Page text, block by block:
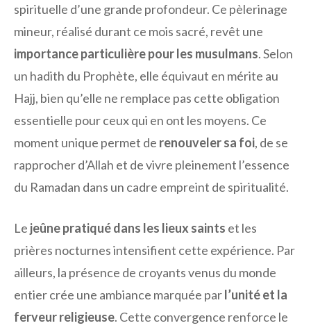
spirituelle d’une grande profondeur. Ce pèlerinage
mineur, réalisé durant ce mois sacré, revêt une
importance particulière pour les musulmans. Selon
un hadith du Prophète, elle équivaut en mérite au
Hajj, bien qu’elle ne remplace pas cette obligation
essentielle pour ceux qui en ont les moyens. Ce
moment unique permet de renouveler sa foi, de se
rapprocher d’Allah et de vivre pleinement l’essence
du Ramadan dans un cadre empreint de spiritualité.
Le jeûne pratiqué dans les lieux saints et les
prières nocturnes intensifient cette expérience. Par
ailleurs, la présence de croyants venus du monde
entier crée une ambiance marquée parl’unité et la
ferveur religieuse. Cette convergence renforce le